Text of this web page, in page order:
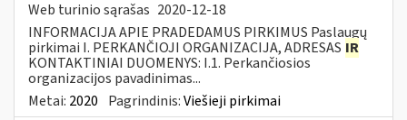
Web turinio sąrašas 2020-12-18
INFORMACIJA APIE PRADEDAMUS PIRKIMUS Paslaugų
pirkimai I. PERKANČIOJI ORGANIZACIJA, ADRESAS IR
KONTAKTINIAI DUOMENYS: I.1. Perkančiosios
organizacijos pavadinimas...
Metai: 2020 Pagrindinis:Viešieji pirkimai